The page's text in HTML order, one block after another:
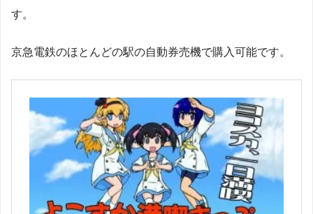
す。
京急電鉄のほとんどの駅の自動券売機で購入可能です。